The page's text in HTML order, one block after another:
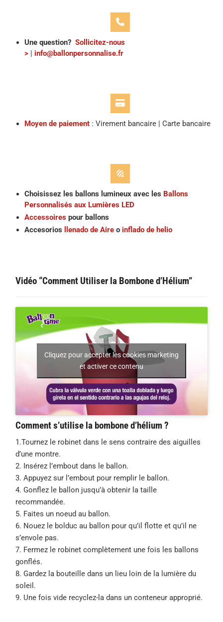
Une question? Sollicitez-nous
> | info@ballonpersonnalise.fr
Moyen de paiement : Virement bancaire | Carte bancaire
Choisissez les ballons lumineux avec les Ballons
Personnalisés aux Lumières LED
Accessoires pour ballons
Accesorios
llenado de Aire o inflado de helio
Vidéo “Comment Utiliser la Bombone d’Hélium”
Cliquez pour accepter les cookies marketing
et activer ce contenu
Comment s’utilise la bombone d’hélium ?
1.Tournez le robinet dans le sens contraire des aiguilles
d’une montre.
2. Insérez l’embout dans le ballon.
3. Appuyez sur l’embout pour remplir le ballon.
4. Gonflez le ballon jusqu’à obtenir la taille
recommandée.
5. Faites un noeud au ballon.
6. Nouez le bolduc au ballon pour qu’il flotte et qu’il ne
s’envole pas.
7. Fermez le robinet complètement une fois les ballons
gonflés.
8. Gardez la bouteille dans un lieu loin de la lumière du
soleil.
9. Une fois vide recyclez-la dans un conteneur approprié.